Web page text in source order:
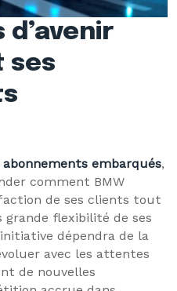
ses
abonnements embarqués,
comment BMW
de ses clients tout
flexibilité de ses
dépendra de la
avec les attentes
de nouvelles